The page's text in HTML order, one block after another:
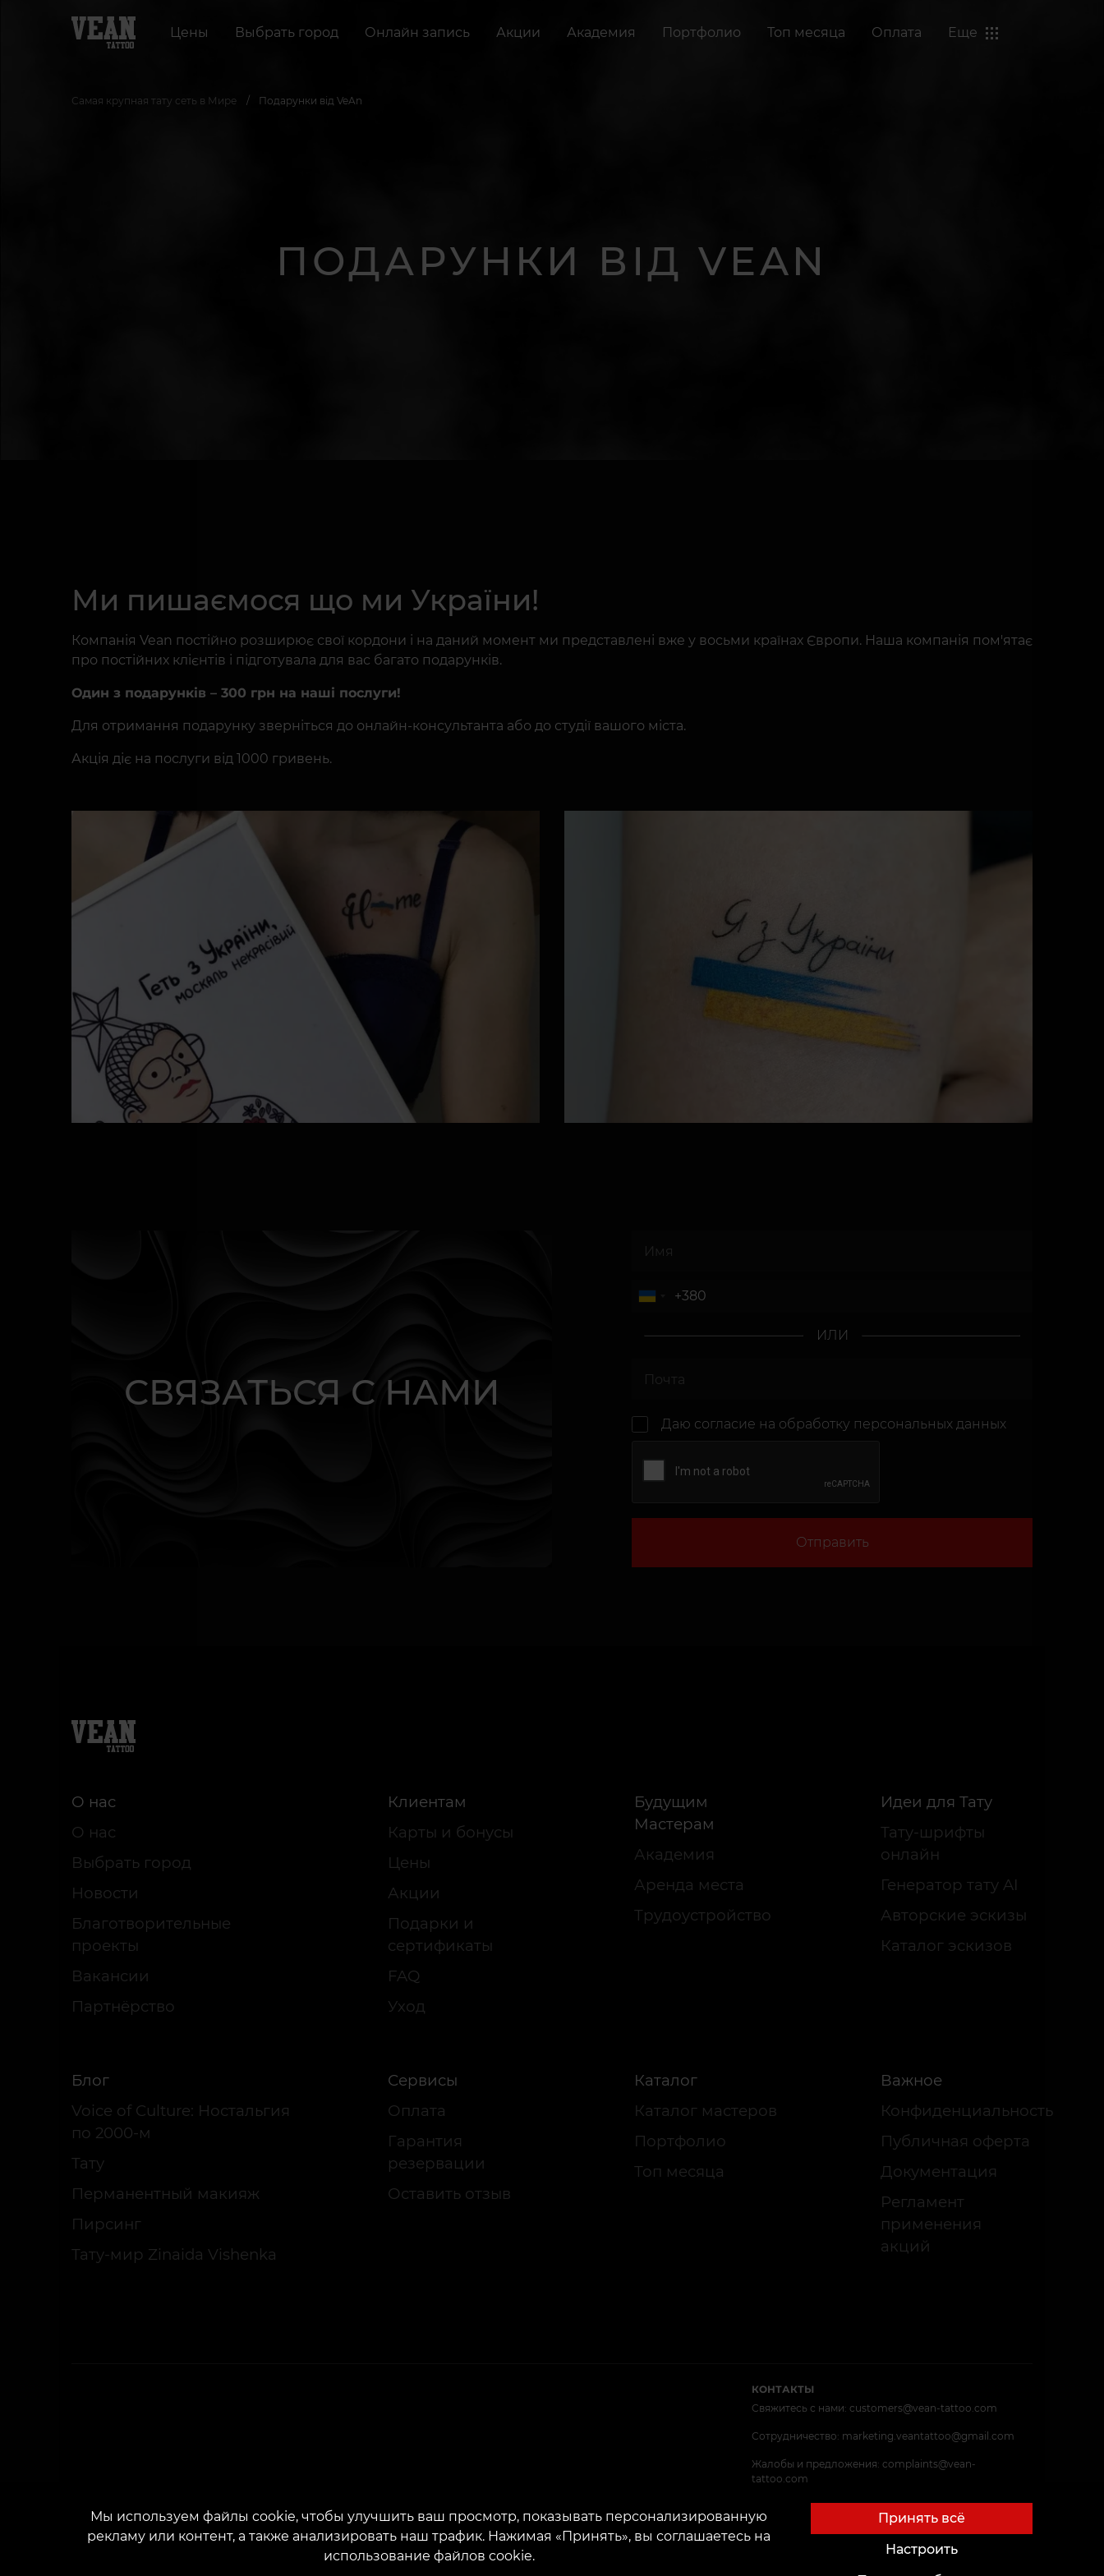
Цены Выбрать город Онлайн запись Акции Академия Портфолио Топ месяца Оплата Еще
Самая крупная тату сеть в Мире Подарунки від VeAn
ПОДАРУНКИ ВІД VEAN
Ми пишаємося що ми України!
Компанія Vean постійно розширює свої кордони і на даний момент ми представлені вже у восьми країнах Європи. Наша компанія пом'ятає
про постійних клієнтів і підготувала для вас багато подарунків.
Один з подарунків – 300 грн на наші послуги!
Для отримання подарунку зверніться до онлайн-консультанта або до студії вашого міста.
Акція діє на послуги від 1000 гривень.
СВЯЗАТЬСЯ С НАМИ
ИЛИ
Даю согласие на обработку персональных данных
Отправить
О нас
О нас
Выбрать город
Новости
Благотворительные
проекты
Вакансии
Партнёрство
Клиентам
Карты и бонусы
Цены
Акции
Подарки и
сертификаты
FAQ
Уход
Будущим
Мастерам
Академия
Аренда места
Трудоустройство
Идеи для Тату
Тату-шрифты
онлайн
Генератор тату AI
Авторские эскизы
Каталог эскизов
Блог
Voice of Culture: Ностальгия
по 2000-м
Тату
Перманентный макияж
Пирсинг
Тату-мир Zinaida Vishenka
Сервисы
Оплата
Гарантия
резервации
Оставить отзыв
Каталог
Каталог мастеров
Портфолио
Топ месяца
Важное
Конфиденциальность
Публичная оферта
Документация
Регламент
применения
акций
КОНТАКТЫ
Свяжитесь с нами:customers@vean-tattoo.com
Сотрудничество: marketing.veantattoo@gmail.com
Жалобы и предложения:complaints@vean-
tattoo.com
Запись и консультация по Украине бесплатно::
+380952011108
Мы используем файлы cookie, чтобы улучшить ваш просмотр, показывать персонализированную
рекламу или контент, а также анализировать наш трафик. Нажимая «Принять», вы соглашаетесь на
использование файлов cookie.
Принять всё
Настроить